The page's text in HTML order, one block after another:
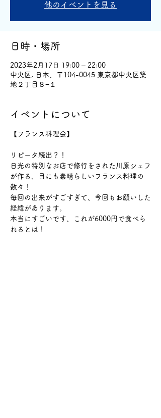
他のイベントを見る
日時・場所
2023年2月17日 19:00 – 22:00
中央区, 日本、〒104-0045 東京都中央区築
地２丁目８−１
イベントについて
【フランス料理会】
リピータ続出？！
日光の特別なお店で修行をされた川原シェフ
が作る、目にも素晴らしいフランス料理の
数々！
毎回の出来がすごすぎて、今回もお願いした
経緯があります。
本当にすごいです、これが6000円で食べら
れるとは！